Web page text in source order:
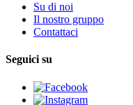
Su di noi
Il nostro gruppo
Contattaci
Seguici su